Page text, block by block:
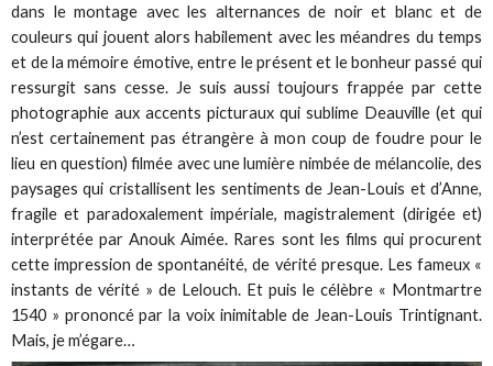
dans le montage avec les alternances de noir et blanc et de
couleurs qui jouent alors habilement avec les méandres du temps
et de la mémoire émotive, entre le présent et le bonheur passé qui
ressurgit sans cesse. Je suis aussi toujours frappée par cette
photographie aux accents picturaux qui sublime Deauville (et qui
n’est certainement pas étrangère à mon coup de foudre pour le
lieu en question) filmée avec une lumière nimbée de mélancolie, des
paysages qui cristallisent les sentiments de Jean-Louis et d’Anne,
fragile et paradoxalement impériale, magistralement (dirigée et)
interprétée par Anouk Aimée. Rares sont les films qui procurent
cette impression de spontanéité, de vérité presque. Les fameux «
instants de vérité » de Lelouch. Et puis le célèbre « Montmartre
1540 » prononcé par la voix inimitable de Jean-Louis Trintignant.
Mais, je m’égare…